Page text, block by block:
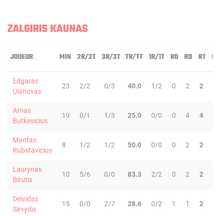
ZALGIRIS KAUNAS
JOUEUR MIN 2R/2T 3R/3T TR/TT 1R/1T RO RD RT PD
Edgaras
Ulanovas
23 2/2 0/3 40.0 1/2 0 2 2
Arnas
Butkevicius
19 0/1 1/3 25.0 0/0 0 4 4
Mantas
Rubstavicius
8 1/2 1/2 50.0 0/0 0 2 2
Laurynas
Birutis
10 5/6 0/0 83.3 2/2 0 2 2
Deividas
Sirvydis
15 0/0 2/7 28.6 0/2 1 1 2